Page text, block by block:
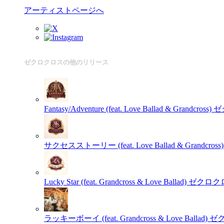
アーティストページへ
ゼクロクロスの他のリリース
Fantasy/Adventure (feat. Love Ballad & Grandcross) ゼ
サクセスストーリー (feat. Love Ballad & Grandcross)
Lucky Star (feat. Grandcross & Love Ballad) ゼクロク
ラッキーボーイ (feat. Grandcross & Love Ballad) ゼ